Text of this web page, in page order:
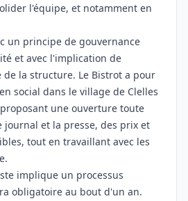
l'équipe, et notamment en
un principe de gouvernance
et avec l'implication de
de la structure. Le Bistrot a pour
social dans le village de Clelles
une ouverture toute
journal et la presse, des prix et
tout en travaillant avec les
implique un processus
obligatoire au bout d'un an.